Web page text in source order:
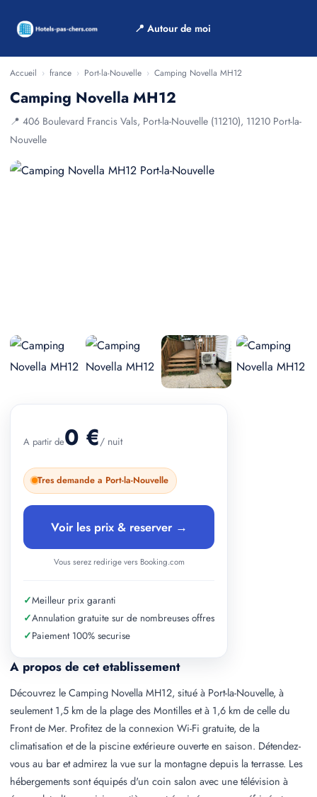
📍 Autour de moi
Accueil › france › Port-la-Nouvelle › Camping Novella MH12
Camping Novella MH12
📍 406 Boulevard Francis Vals, Port-la-Nouvelle (11210), 11210 Port-la-
Nouvelle
A propos de cet etablissement
Découvrez le Camping Novella MH12, situé à Port-la-Nouvelle, à
seulement 1,5 km de la plage des Montilles et à 1,6 km de celle du
Front de Mer. Profitez de la connexion Wi-Fi gratuite, de la
climatisation et de la piscine extérieure ouverte en saison. Détendez-
vous au bar et admirez la vue sur la montagne depuis la terrasse. Les
hébergements sont équipés d'un coin salon avec une télévision à
A partir de0 €/ nuit
Tres demande a Port-la-Nouvelle
Voir les prix & reserver →
Vous serez redirige vers Booking.com
✓Meilleur prix garanti
✓Annulation gratuite sur de nombreuses offres
✓Paiement 100% securise